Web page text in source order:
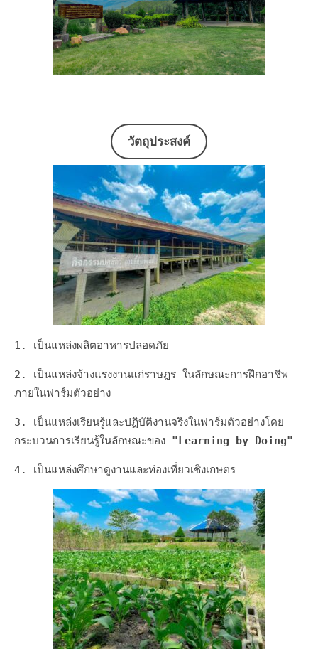
วัตถุประสงค์
1. เป็นแหล่งผลิตอาหารปลอดภัย
2. เป็นแหล่งจ้างแรงงานแก่ราษฎร ในลักษณะการฝึกอาชีพ
ภายในฟาร์มตัวอย่าง
3. เป็นแหล่งเรียนรู้และปฏิบัติงานจริงในฟาร์มตัวอย่างโดย
กระบวนการเรียนรู้ในลักษณะของ "Learning by Doing"
4. เป็นแหล่งศึกษาดูงานและท่องเที่ยวเชิงเกษตร